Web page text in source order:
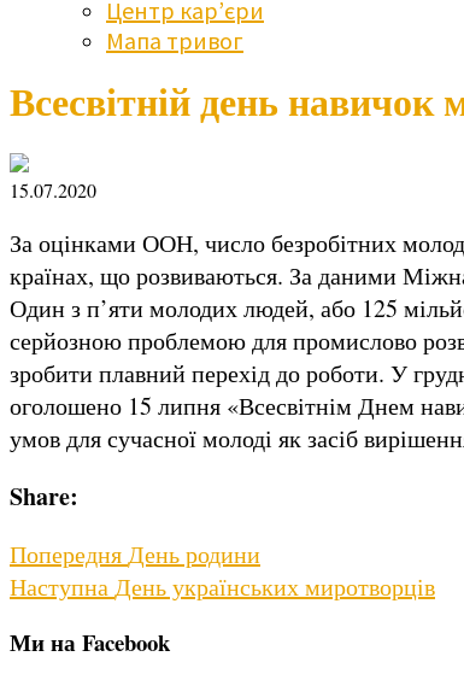
Центр кар’єри
Мапа тривог
Всесвітній день навичок
15.07.2020
За оцінками ООН, число безробітних
країнах, що розвиваються. За даними
Один з п’яти молодих людей, або 125
серйозною проблемою для промислово
зробити плавний перехід до роботи. У
оголошено 15 липня «Всесвітнім Днем
умов для сучасної молоді як засіб
Share:
Навігація
записів
Попередня Previous
post:
День родини
Наступна Next
День українських миротворців
Ми на Facebook